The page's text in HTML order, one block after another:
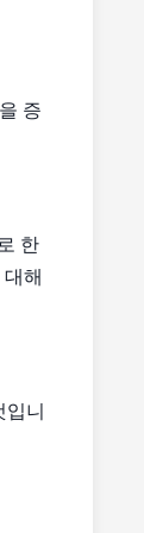
증
한
해
니